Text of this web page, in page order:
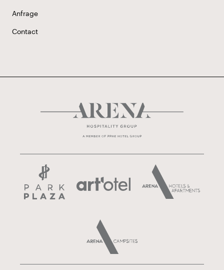
Anfrage
Contact